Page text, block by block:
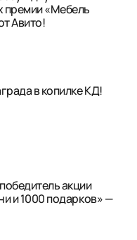
премии «Мебель
Авито!
в копилке КД!
акции
и 1000 подарков» —